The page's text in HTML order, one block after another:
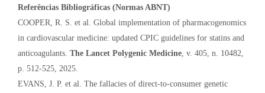
Referências Bibliográficas (Normas ABNT)
COOPER, R. S. et al. Global implementation of pharmacogenomics
in cardiovascular medicine: updated CPIC guidelines for statins and
anticoagulants. The Lancet Polygenic Medicine, v. 405, n. 10482,
p. 512-525, 2025.
EVANS, J. P. et al. The fallacies of direct-to-consumer genetic